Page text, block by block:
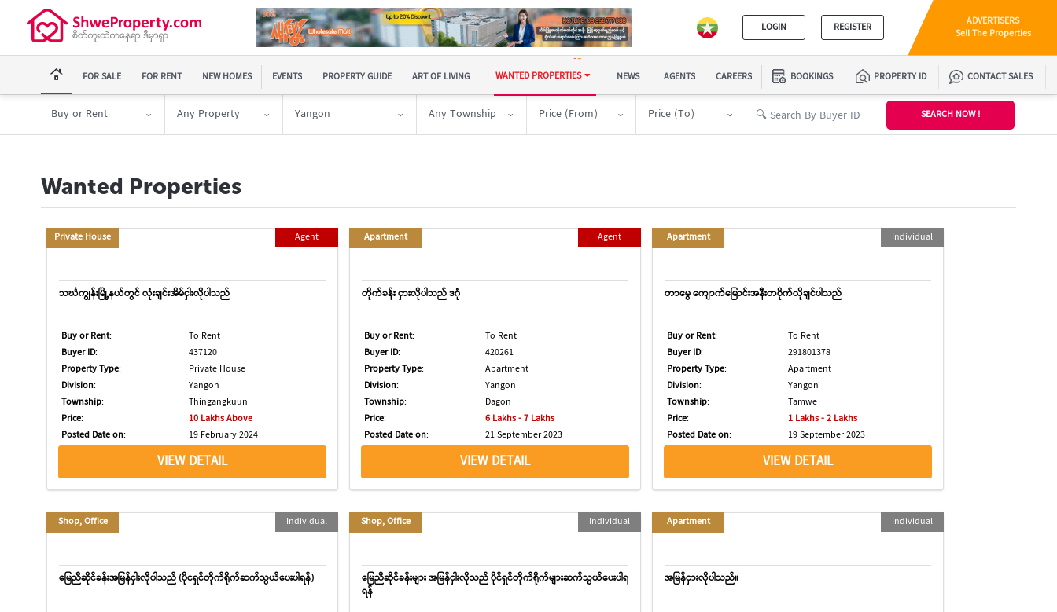
LOGIN REGISTER ADVERTISERS
Sell The Properties
FOR SALE FOR RENT NEW HOMES EVENTS PROPERTY GUIDE ART OF LIVING WANTED PROPERTIES NEWS AGENTS CAREERS BOOKINGS PROPERTY ID CONTACT SALES
Buy or Rent Any Property Yangon Any Township Price (From) Price (To) SEARCH NOW !
Wanted Properties
Private House Agent
သင်္ဃကျွန်းမြို့နယ်တွင် လုံးချင်းအိမ်ငှါးလိုပါသည်
Buy or Rent:
To Rent
Buyer ID:
437120
Property Type:
Private House
Division:
Yangon
Township:
Thingangkuun
Price:
10 Lakhs Above
Posted Date on: 19 February 2024
VIEW DETAIL
Apartment Agent
တိုက်ခန်း ငှားလိုပါသည် ဒဂုံ
Buy or Rent:
To Rent
Buyer ID:
420261
Property Type:
Apartment
Division:
Yangon
Township:
Dagon
Price:
6 Lakhs - 7 Lakhs
Posted Date on: 21 September 2023
VIEW DETAIL
Apartment Individual
တာမွေ ကျောက်မြောင်းအနီးတဝိုက်လိုချင်ပါသည်
Buy or Rent:
To Rent
Buyer ID:
291801378
Property Type:
Apartment
Division:
Yangon
Township:
Tamwe
Price:
1 Lakhs - 2 Lakhs
Posted Date on: 19 September 2023
VIEW DETAIL
Shop, Office Individual
မြေညီဆိုင်ခန်းအမြန်ငှါးလိုပါသည် (ပိုငရှင်တိုက်ရိုက်ဆက်သွယ်ပေးပါရန်)
Shop, Office Individual
မြေညီဆိုင်ခန်းများ အမြန်ငှါးလိုသည် ပိုင်ရှင်တိုက်ရိုက်များဆက်သွယ်ပေးပါရ
ရန်
Apartment Individual
အမြန်ငှားလိုပါသည်။